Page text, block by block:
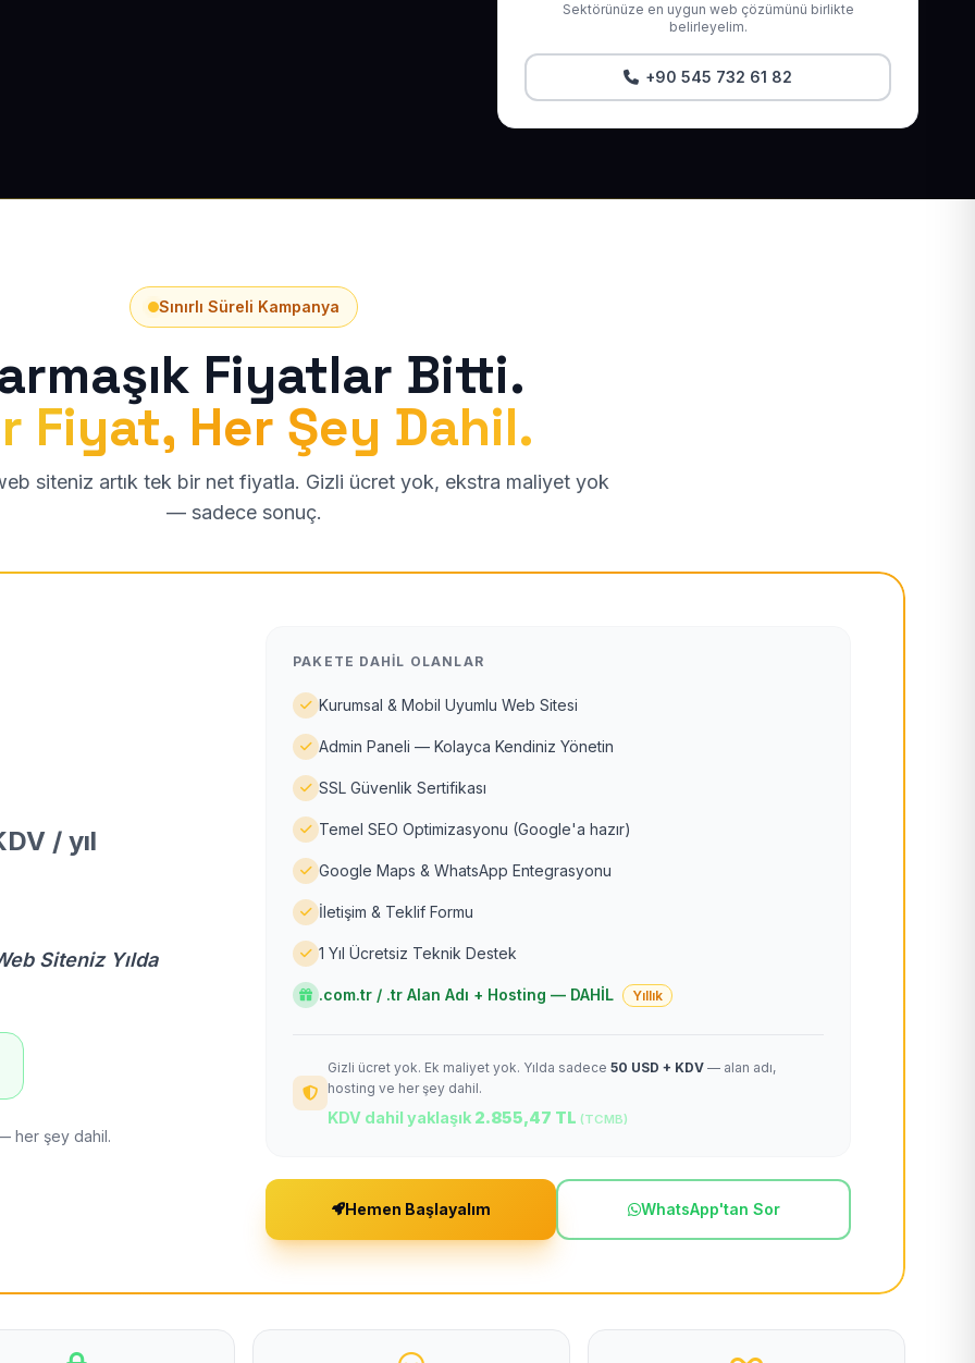
Sektörünüze en uygun web çözümünü birlikte
belirleyelim.
+90 545 732 61 82
Sınırlı Süreli Kampanya
Fiyatlar Bitti.
Fiyat, Her Şey Dahil.
siteniz artık tek bir net fiyatla. Gizli ücret yok, ekstra maliyet yok
— sadece sonuç.
/ yıl
Siteniz Yılda
her şey dahil.
PAKETE DAHIL OLANLAR
Kurumsal & Mobil Uyumlu Web Sitesi
Admin Paneli — Kolayca Kendiniz Yönetin
SSL Güvenlik Sertifikası
Temel SEO Optimizasyonu (Google'a hazır)
Google Maps & WhatsApp Entegrasyonu
İletişim & Teklif Formu
1 Yıl Ücretsiz Teknik Destek
.com.tr / .tr Alan Adı + Hosting — DAHİL Yıllık
Gizli ücret yok. Ek maliyet yok. Yılda sadece 50 USD + KDV — alan adı,
hosting ve her şey dahil.
KDV dahil yaklaşık 2.855,47 TL (TCMB)
Hemen Başlayalım WhatsApp'tan Sor